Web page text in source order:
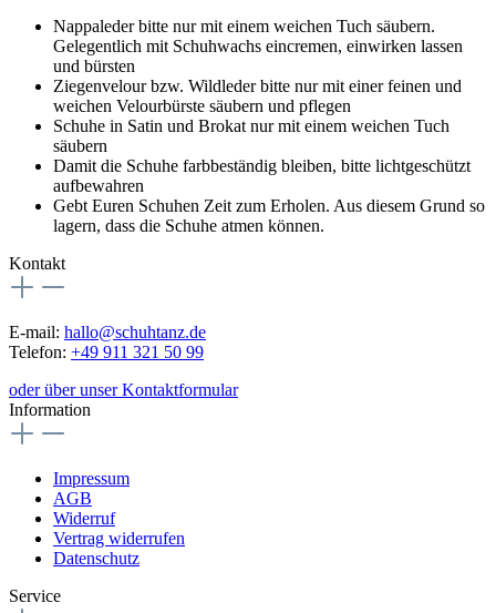
Nappaleder bitte nur mit einem weichen Tuch säubern.
Gelegentlich mit Schuhwachs eincremen, einwirken lassen
und bürsten
Ziegenvelour bzw. Wildleder bitte nur mit einer feinen und
weichen Velourbürste säubern und pflegen
Schuhe in Satin und Brokat nur mit einem weichen Tuch
säubern
Damit die Schuhe farbbeständig bleiben, bitte lichtgeschützt
aufbewahren
Gebt Euren Schuhen Zeit zum Erholen. Aus diesem Grund so
lagern, dass die Schuhe atmen können.
Kontakt
E-mail: hallo@schuhtanz.de
Telefon: +49 911 321 50 99
oder über unser Kontaktformular
Information
Impressum
AGB
Widerruf
Vertrag widerrufen
Datenschutz
Service